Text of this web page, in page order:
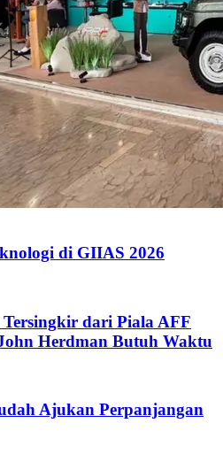
di GIIAS 2026
dari Piala AFF
Herdman Butuh Waktu
Ajukan Perpanjangan